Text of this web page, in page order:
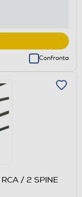
Confronta
/ 2 SPINE